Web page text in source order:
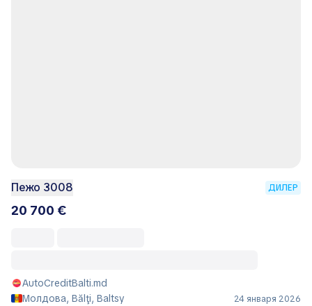
Пежо 3008 ДИЛЕР
20 700 €
AutoCreditBalti.md
Молдова, Bălţi, Baltsy
24 января 2026